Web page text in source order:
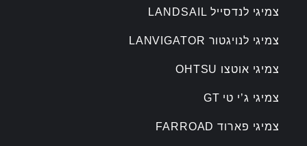
צמיגי לנדסייל LANDSAIL
צמיגי לנויגטור LANVIGATOR
צמיגי אוטצו OHTSU
צמיגי ג’י טי GT
צמיגי פארוד FARROAD